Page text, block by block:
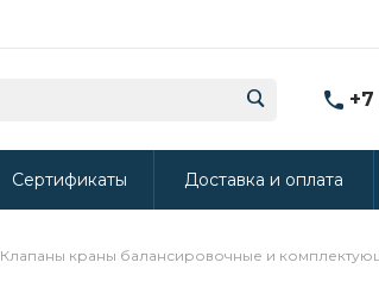
8
Сертификаты Доставка и оплата
Клапаны краны балансировочные и